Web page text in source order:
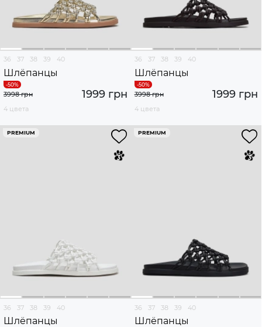
36 37 38 39 40
Шлёпанцы
1999 грн
3998 грн
4 цвета
36 37 38 39 40
Шлёпанцы
1999 грн
3998 грн
4 цвета
PREMIUM
36 37 38 39 40
Шлёпанцы
PREMIUM
36 37 38 39 40
Шлёпанцы